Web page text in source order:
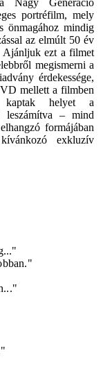
portréfilm, mely
önmagához mindig
az elmúlt 50 év
Ajánljuk ezt a filmet
megismerni a
érdekessége,
mellett a filmben
kaptak helyet a
leszámítva – mind
formájában
exkluzív
"
"